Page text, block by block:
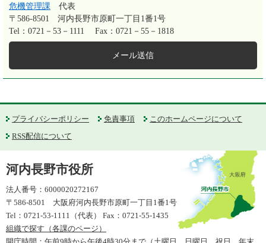
危機管理課
代表
〒586-8501
河内長野市原町一丁目1番1号
Tel：0721－53－1111
Fax：0721－55－1818
メール送信
プライバシーポリシー 免責事項
このホームページについて
RSS配信について
河内長野市役所
法人番号：6000020272167
〒586-8501 大阪府河内長野市原町一丁目1番1号
Tel：0721-53-1111（代表） Fax：0721-55-1435
組織で探す（各課のページ）